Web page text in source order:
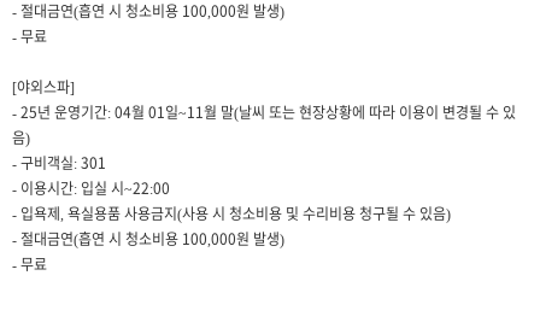
- 절대금연(흡연 시 청소비용 100,000원 발생)
- 무료
[야외스파]
- 25년 운영기간: 04월 01일~11월 말(날씨 또는 현장상황에 따라 이용이 변경될 수 있
음)
- 구비객실: 301
- 이용시간: 입실 시~22:00
- 입욕제, 욕실용품 사용금지(사용 시 청소비용 및 수리비용 청구될 수 있음)
- 절대금연(흡연 시 청소비용 100,000원 발생)
- 무료